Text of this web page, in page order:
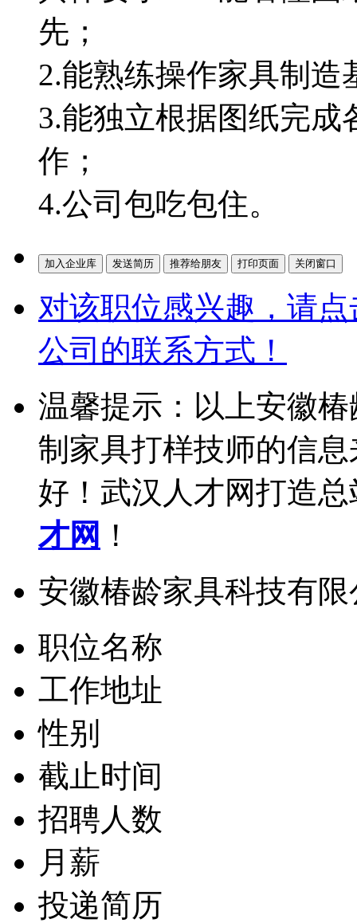
先；
2.能熟练操作家具制造
3.能独立根据图纸完成
作；
4.公司包吃包住。
对该职位感兴趣，请
公司的联系方式！
温馨提示：以上安徽
制家具打样技师的信息
好！武汉人才网打造
才网 ！
安徽椿龄家具科技有
职位名称
工作地址
性别
截止时间
招聘人数
月薪
投递简历